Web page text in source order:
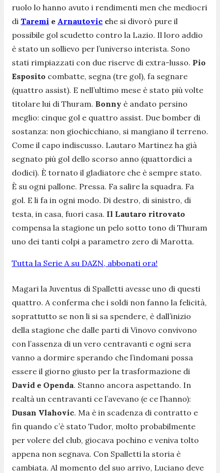
ruolo lo hanno avuto i rendimenti men che mediocri
di Taremi e Arnautovic che si divorò pure il
possibile gol scudetto contro la Lazio. Il loro addio
è stato un sollievo per l’universo interista. Sono
stati rimpiazzati con due riserve di extra-lusso. Pio
Esposito combatte, segna (tre gol), fa segnare
(quattro assist). E nell’ultimo mese è stato più volte
titolare lui di Thuram. Bonny è andato persino
meglio: cinque gol e quattro assist. Due bomber di
sostanza: non giochicchiano, si mangiano il terreno.
Come il capo indiscusso. Lautaro Martinez ha già
segnato più gol dello scorso anno (quattordici a
dodici). È tornato il gladiatore che è sempre stato.
È su ogni pallone. Pressa. Fa salire la squadra. Fa
gol. E li fa in ogni modo. Di destro, di sinistro, di
testa, in casa, fuori casa. Il Lautaro ritrovato
compensa la stagione un pelo sotto tono di Thuram
uno dei tanti colpi a parametro zero di Marotta.
Tutta la Serie A su DAZN, abbonati ora!
Magari la Juventus di Spalletti avesse uno di questi
quattro. A conferma che i soldi non fanno la felicità,
soprattutto se non li si sa spendere, è dall’inizio
della stagione che dalle parti di Vinovo convivono
con l’assenza di un vero centravanti e ogni sera
vanno a dormire sperando che l’indomani possa
essere il giorno giusto per la trasformazione di
David e Openda. Stanno ancora aspettando. In
realtà un centravanti ce l’avevano (e ce l’hanno):
Dusan Vlahovic. Ma è in scadenza di contratto e
fin quando c’è stato Tudor, molto probabilmente
per volere del club, giocava pochino e veniva tolto
appena non segnava. Con Spalletti la storia è
cambiata. Al momento del suo arrivo, Luciano deve